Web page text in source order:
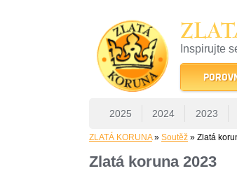
Inspirujte
22 let
2025 2024 2023
ZLATÁ KORUNA» Soutěž » Zlatá
Zlatá koruna 2023